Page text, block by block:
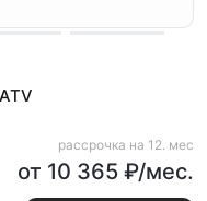
рассрочка на 12. мес
от 10 365 ₽/мес.